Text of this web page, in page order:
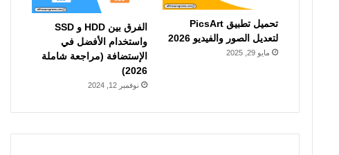
تحميل تطبيق PicsArt
لتعديل الصور والفيديو 2026
مايو 29, 2025
الفرق بين HDD و SSD
واستخدام الأفضل في
الإستضافة (مراجعة شاملة
2026)
نوفمبر 12, 2024